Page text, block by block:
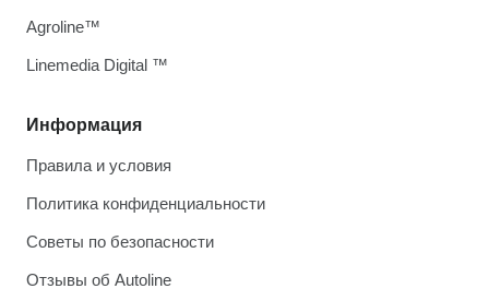
Информация
Правила и условия
Политика конфиденциальности
Советы по безопасности
Отзывы об Autoline
Agroline™
Linemedia Digital ™